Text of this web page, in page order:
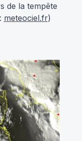
de la tempête
meteociel.fr)